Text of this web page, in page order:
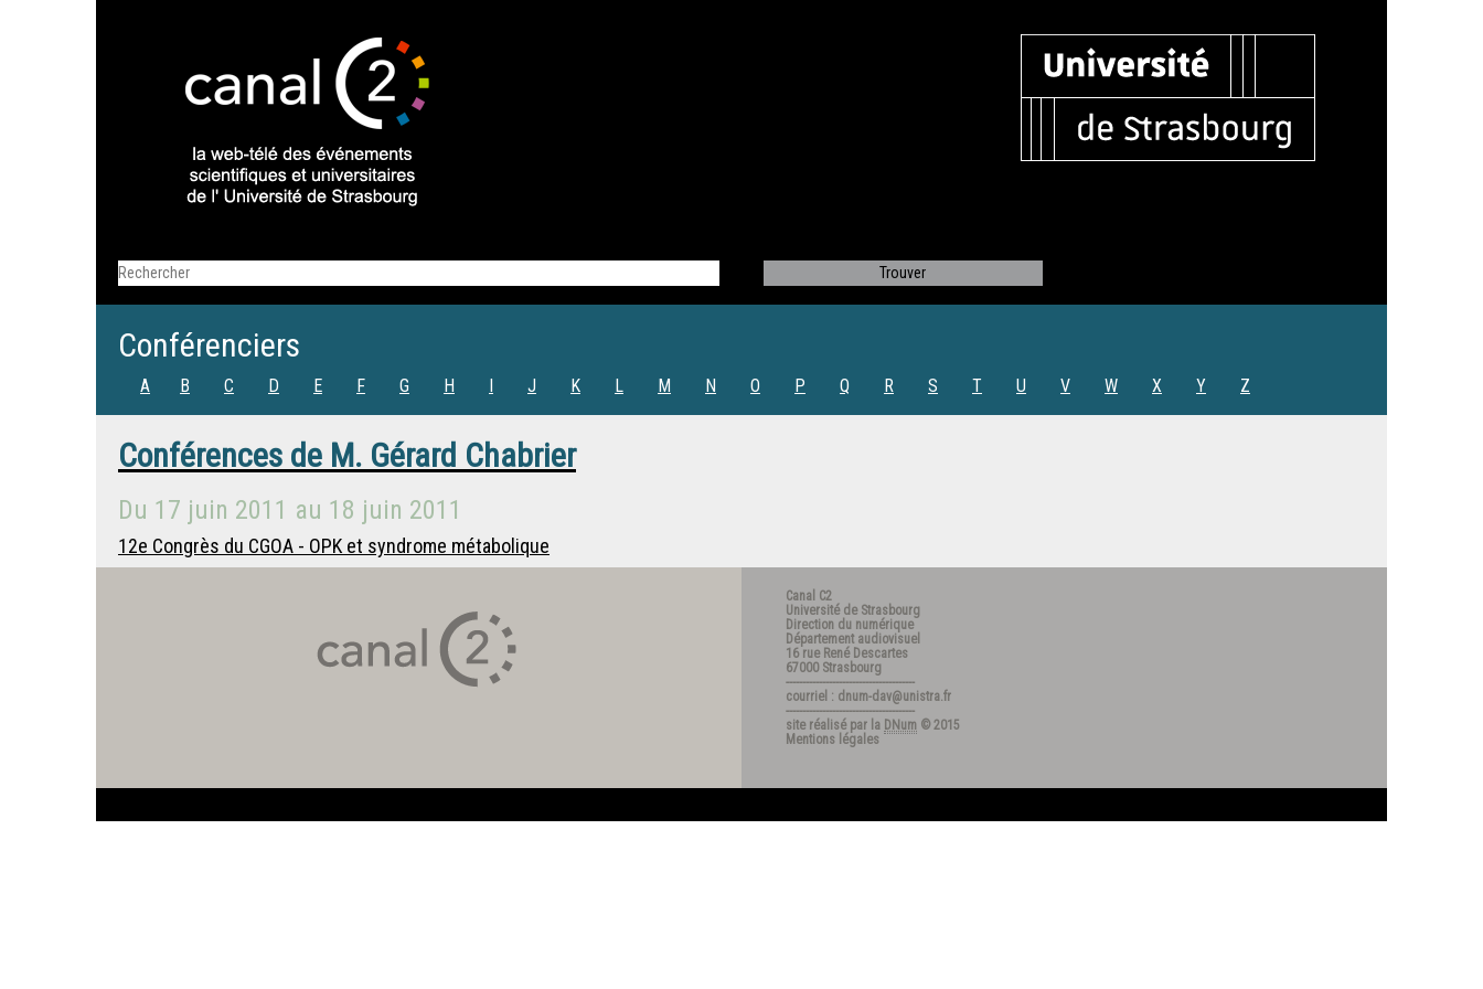
Conférenciers
A B C D E F G H I J K L M N O P Q R S T U V W X Y Z
Conférences de M. Gérard Chabrier
Du 17 juin 2011 au 18 juin 2011
12e Congrès du CGOA - OPK et syndrome métabolique
Canal C2
Université de Strasbourg
Direction du numérique
Département audiovisuel
16 rue René Descartes
67000 Strasbourg
---------------------------------------
courriel : dnum-dav@unistra.fr
---------------------------------------
site réalisé par la DNum © 2015
Mentions légales